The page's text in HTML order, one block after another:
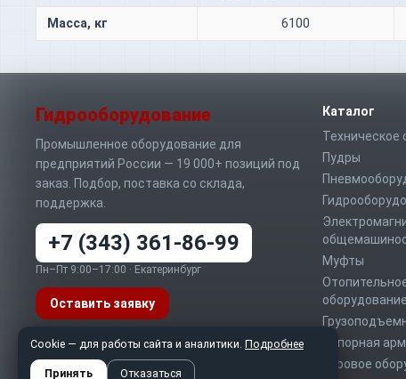
Масса, кг 6100
Гидрооборудование
Промышленное оборудование для
предприятий России — 19 000+ позиций под
заказ. Подбор, поставка со склада,
поддержка.
+7 (343) 361-86-99
Пн–Пт 9:00–17:00 · Екатеринбург
Оставить заявку
WhatsApp Telegram MAX
info@sd-t.ru
Каталог
Техническое
Пудры
Муфты
оборудование
Запорная
Буровое
Cookie — для работы сайта и аналитики. Подробнее
Принять Отказаться